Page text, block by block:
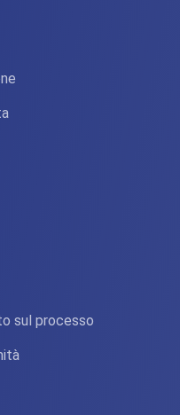
sul processo